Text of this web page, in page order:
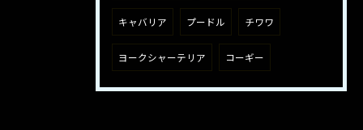
キャバリア プードル チワワ
ヨークシャーテリア コーギー